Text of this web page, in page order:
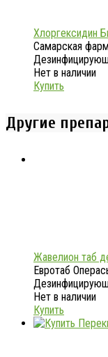
Хлоргексидин
Самарская
Нет в наличии
Купить
Другие
Жавелион таб
Евротаб
Нет в наличии
Купить